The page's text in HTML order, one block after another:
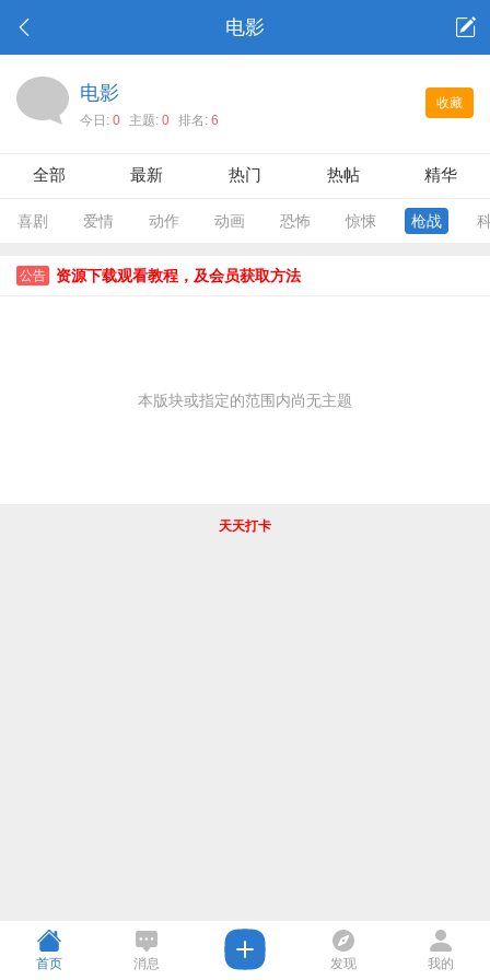
电影
收藏
电影
今日: 0 主题: 0 排名: 6
全部 最新 热门 热帖 精华
喜剧 爱情 动作 动画 恐怖 惊悚 枪战
公告 资源下载观看教程，及会员获取方法
本版块或指定的范围内尚无主题
天天打卡
首页 消息 发现 我的